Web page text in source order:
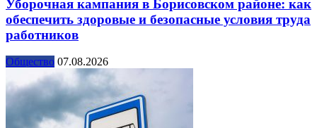
Уборочная кампания в Борисовском районе: как
обеспечить здоровые и безопасные условия труда
работников
Общество 07.08.2026